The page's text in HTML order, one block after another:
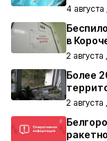
4
в
2 августа
Более
2 августа